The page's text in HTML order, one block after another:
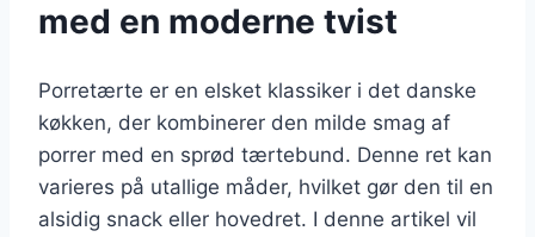
med en moderne tvist
Porretærte er en elsket klassiker i det danske
køkken, der kombinerer den milde smag af
porrer med en sprød tærtebund. Denne ret kan
varieres på utallige måder, hvilket gør den til en
alsidig snack eller hovedret. I denne artikel vil